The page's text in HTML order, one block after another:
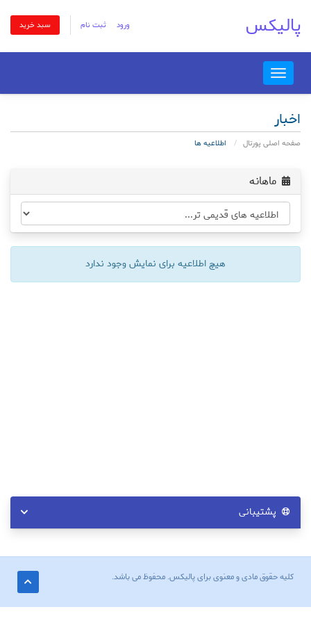
ورود ثبت نام سبد خرید پالیکس
Toggle
navigation
اخبار
صفحه اصلی پورتال اطلاعیه ها
ماهانه
هیچ اطلاعیه برای نمایش وجود ندارد
پشتیبانی
کلیه حقوق مادی و معنوی برای پالیکس. محفوظ می باشد.